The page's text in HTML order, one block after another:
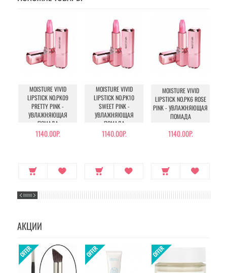
MOISTURE VIVID
LIPSTICK NO.PK09
PRETTY PINK -
УВЛАЖНЯЮЩАЯ
ПОМАДА
1140.00Р.
MOISTURE VIVID
LIPSTICK NO.PK10
SWEET PINK -
УВЛАЖНЯЮЩАЯ
ПОМАДА
1140.00Р.
MOISTURE VIVID
LIPSTICK NO.PK6 ROSE
PINK - УВЛАЖНЯЮЩАЯ
ПОМАДА
1140.00Р.
АКЦИИ